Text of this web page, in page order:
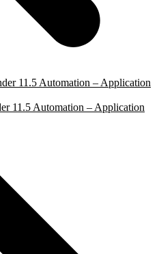
11.5 Automation – Application
11.5 Automation – Application